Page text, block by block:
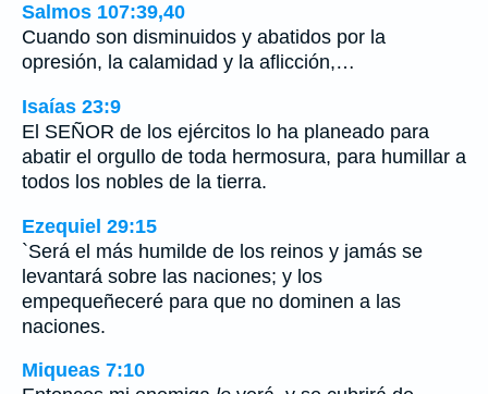
Salmos 107:39,40
Cuando son disminuidos y abatidos por la
opresión, la calamidad y la aflicción,…
Isaías 23:9
El SEÑOR de los ejércitos lo ha planeado para
abatir el orgullo de toda hermosura, para humillar a
todos los nobles de la tierra.
Ezequiel 29:15
`Será el más humilde de los reinos y jamás se
levantará sobre las naciones; y los
empequeñeceré para que no dominen a las
naciones.
Miqueas 7:10